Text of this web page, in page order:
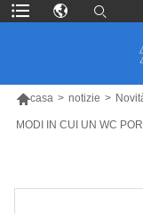
casa > notizie >
MODI IN CUI UN WC